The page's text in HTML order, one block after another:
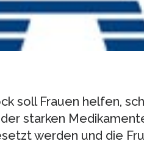
soll Frauen helfen,
starken
werden und die